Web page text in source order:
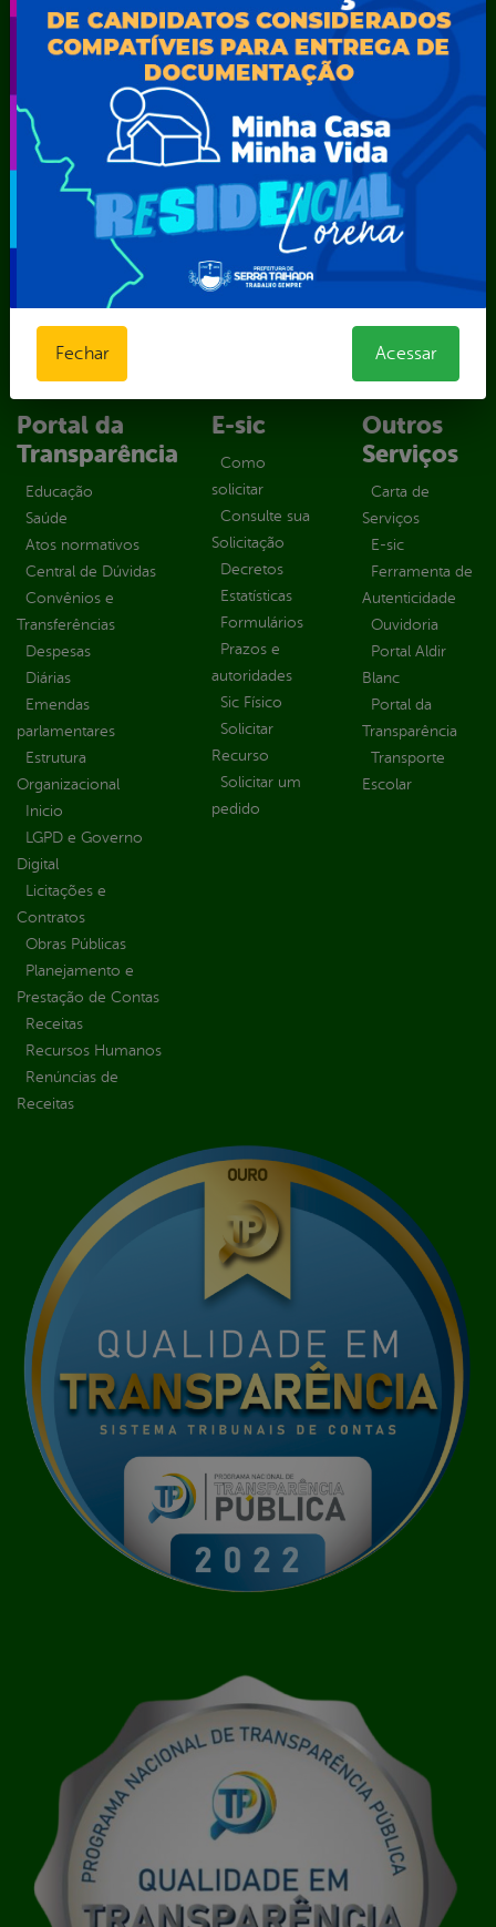
Secretaria Municipal de Administração – SAD
Secretaria Municipal de Agricultura e Recursos Hídricos –
SEMARH / Secretaria de Agricultura Familiar – SEMAF
Secretaria Municipal de Educação – SEST
Secretaria Municipal de Esporte e Lazer – SEMEL
Secretaria Municipal de Finanças – SECFIN
Secretaria Municipal de Governo – SEGOV
Secretaria Municipal de Meio Ambiente – SEMA
Secretaria Municipal de Planejamento e Gestão – SEPLAG
Secretaria Municipal de Relações Institucionais – SEMRI
Secretaria Municipal de Saúde – SMS
Secretaria Municipal de Serviços Públicos – SEMUSP
Superintendência de Trânsito e Transportes de Serra
Talhada-STTRANS
Transparência, Fiscalização e Controle
Portal da
Transparência
Educação
Saúde
Atos normativos
Central de Dúvidas
Convênios e
Transferências
Despesas
Diárias
Emendas
parlamentares
Estrutura
Organizacional
Inicio
LGPD e Governo
Digital
Licitações e
Contratos
Obras Públicas
Planejamento e
Prestação de Contas
Receitas
Recursos Humanos
Renúncias de
Receitas
E-sic
Como
solicitar
Consulte sua
Solicitação
Decretos
Estatísticas
Formulários
Prazos e
autoridades
Sic Físico
Solicitar
Recurso
Solicitar um
pedido
Outros
Serviços
Carta de
Serviços
E-sic
Ferramenta de
Autenticidade
Ouvidoria
Portal Aldir
Blanc
Portal da
Transparência
Transporte
Escolar
Fechar Acessar